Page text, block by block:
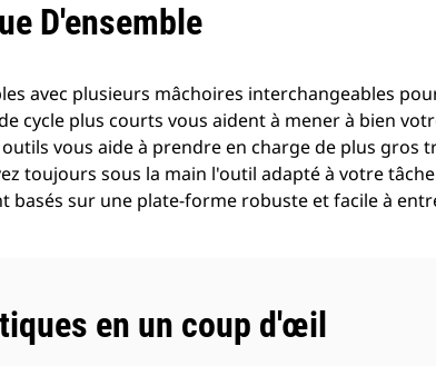
D'ensemble
avec plusieurs mâchoires interchangeables
cycle plus courts vous aident à mener à bien
vous aide à prendre en charge de plus gros
toujours sous la main l'outil adapté à votre
basés sur une plate-forme robuste et facile à
en un coup d'œil